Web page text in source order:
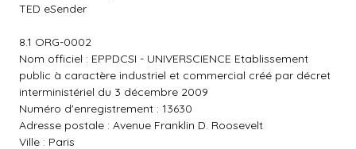
TED eSender
8.1 ORG-0002
Nom officiel : EPPDCSI - UNIVERSCIENCE Etablissement
public à caractère industriel et commercial créé par décret
interministériel du 3 décembre 2009
Numéro d'enregistrement : 13630
Adresse postale : Avenue Franklin D. Roosevelt
Ville : Paris